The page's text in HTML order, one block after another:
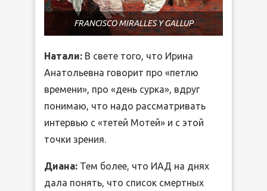
FRANCISCO MIRALLES Y GALLUP
Натали: В свете того, что Ирина
Анатольевна говорит про «петлю
времени», про «день сурка», вдруг
понимаю, что надо рассматривать
интервью с «тетей Мотей» и с этой
точки зрения.
Диана: Тем более, что ИАД на днях
дала понять, что список смертных